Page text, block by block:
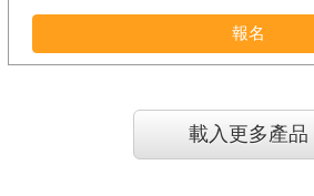
報名
載入更多產品